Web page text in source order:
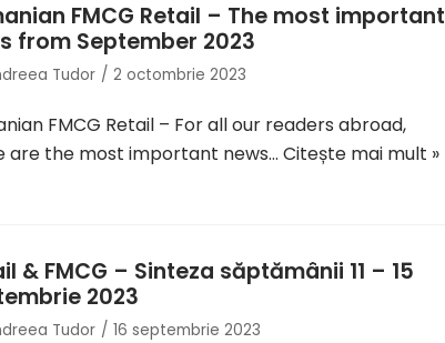
FMCG Retail – The most important
from September 2023
Tudor 2 octombrie 2023
FMCG Retail – For all our readers abroad,
are the most important news… Citește mai mult »
& FMCG – Sinteza săptămânii 11 – 15
2023
Tudor 16 septembrie 2023